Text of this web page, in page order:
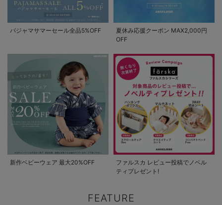
パジャマサマーセール全品5%OFF
夏休み応援クーポン MAX2,000円
OFF
新作ベビーウェア 最大20%OFF
ファルスカ レビュー投稿でノベル
ティプレゼント!
FEATURE